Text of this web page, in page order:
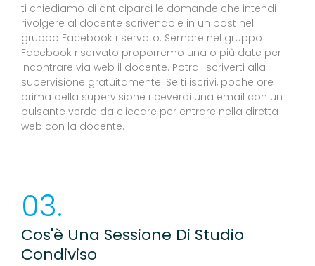
ti chiediamo di anticiparci le domande che intendi
rivolgere al docente scrivendole in un post nel
gruppo Facebook riservato. Sempre nel gruppo
Facebook riservato proporremo una o più date per
incontrare via web il docente. Potrai iscriverti alla
supervisione gratuitamente. Se ti iscrivi, poche ore
prima della supervisione riceverai una email con un
pulsante verde da cliccare per entrare nella diretta
web con la docente.
03.
Cos'è Una Sessione Di Studio
Condiviso